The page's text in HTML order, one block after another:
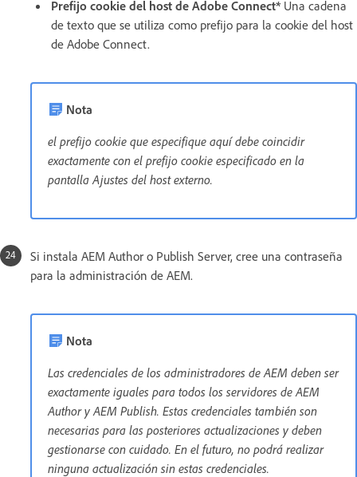
Prefijo cookie del host de Adobe Connect* Una cadena
de texto que se utiliza como prefijo para la cookie del host
de Adobe Connect.
Nota
el prefijo cookie que especifique aquí debe coincidir
exactamente con el prefijo cookie especificado en la
pantalla Ajustes del host externo.
Si instala AEM Author o Publish Server, cree una contraseña
para la administración de AEM.
Nota
Las credenciales de los administradores de AEM deben ser
exactamente iguales para todos los servidores de AEM
Author y AEM Publish. Estas credenciales también son
necesarias para las posteriores actualizaciones y deben
gestionarse con cuidado. En el futuro, no podrá realizar
ninguna actualización sin estas credenciales.